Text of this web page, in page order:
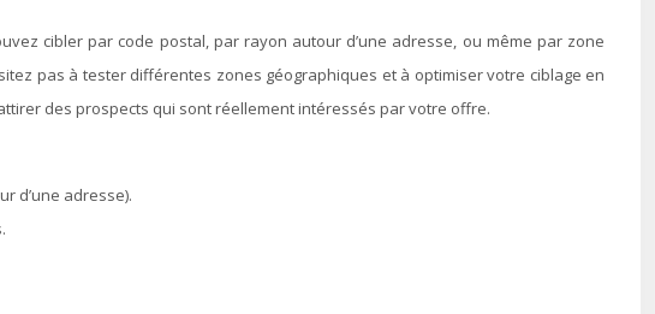
cibler par code postal, par rayon autour d’une adresse, ou même par zone
pas à tester différentes zones géographiques et à optimiser votre ciblage en
des prospects qui sont réellement intéressés par votre offre.
d’une adresse).